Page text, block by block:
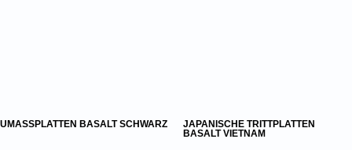
UMASSPLATTEN BASALT SCHWARZ
JAPANISCHE TRITTPLATTEN
BASALT VIETNAM